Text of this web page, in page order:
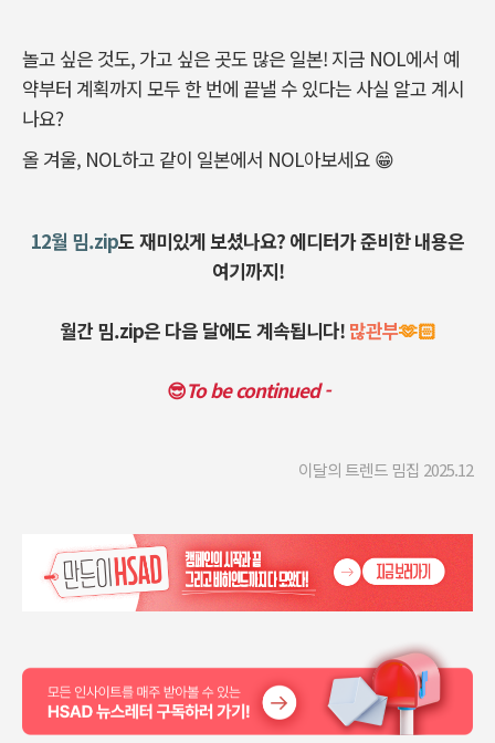
놀고 싶은 것도, 가고 싶은 곳도 많은 일본! 지금 NOL에서 예
약부터 계획까지 모두 한 번에 끝낼 수 있다는 사실 알고 계시
나요?
올 겨울, NOL하고 같이 일본에서 NOL아보세요 😁
12월 밈.zip도 재미있게 보셨나요? 에디터가 준비한 내용은
여기까지!
월간 밈.zip은 다음 달에도 계속됩니다! 많관부🫶🏻
😎To be continued -
이달의 트렌드 밈집 2025.12